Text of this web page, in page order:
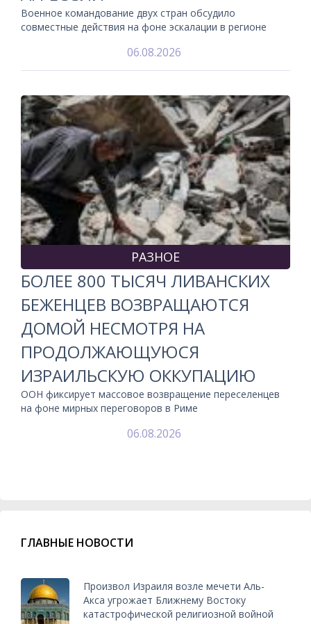
Военное командование двух стран обсудило
совместные действия на фоне эскалации в регионе
06.08.2026
РАЗНОЕ
БОЛЕЕ 800 ТЫСЯЧ ЛИВАНСКИХ
БЕЖЕНЦЕВ ВОЗВРАЩАЮТСЯ
ДОМОЙ НЕСМОТРЯ НА
ПРОДОЛЖАЮЩУЮСЯ
ИЗРАИЛЬСКУЮ ОККУПАЦИЮ
ООН фиксирует массовое возвращение переселенцев
на фоне мирных переговоров в Риме
06.08.2026
ГЛАВНЫЕ НОВОСТИ
Произвол Израиля возле мечети Аль-
Акса угрожает Ближнему Востоку
катастрофической религиозной войной